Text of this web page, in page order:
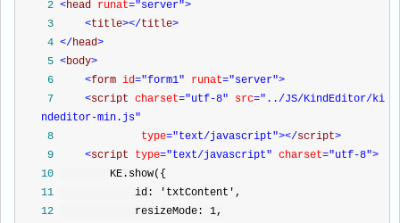
2 <head runat="server">
3
<title></title>
4 </head>
5 <body>
6
<form id="form1" runat="server">
7
<script charset="utf-8" src="../JS/KindEditor/ki
ndeditor-min.js"
8
             type
="text/javascript"></script>
9
<script type="text/javascript" charset="utf-8">
10
        KE.show({
11
            id:
' txtContent ' ,
12
            resizeMode:
1,